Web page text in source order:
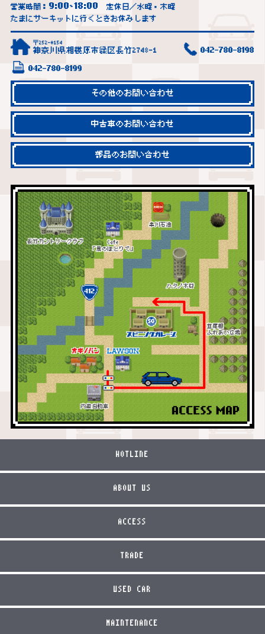
営業時間： 9:00~18:00
定休日／水曜・木曜
たまにサーキットに行くときお休みします
〒252-0154
神奈川県相模原市緑区長竹2748-1 042-780-8198
042-780-8199
その他のお問い合わせ
中古車のお問い合わせ
部品のお問い合わせ
HOTLINE
ABOUT US
ACCESS
TRADE
USED CAR
MAINTENANCE